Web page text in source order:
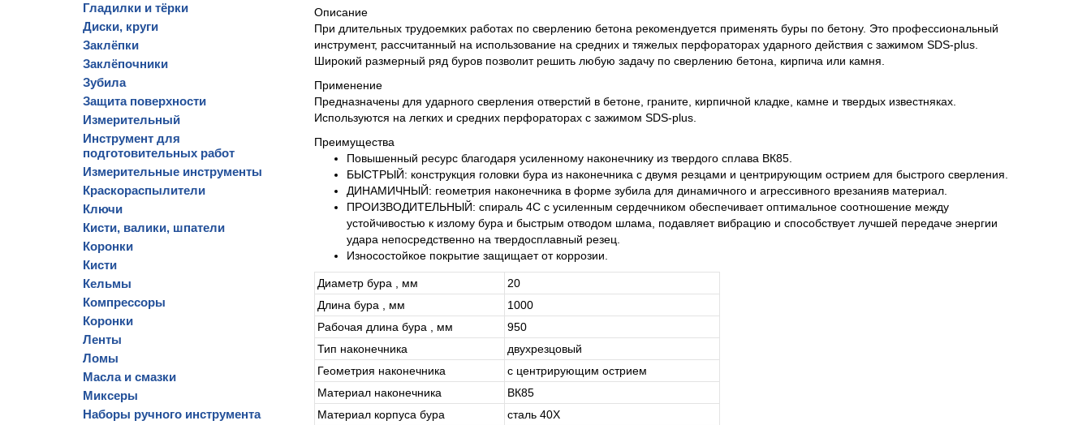
Гладилки и тёрки
Диски, круги
Заклёпки
Заклёпочники
Зубила
Защита поверхности
Измерительный
Инструмент для
подготовительных работ
Измерительные инструменты
Краскораспылители
Ключи
Кисти, валики, шпатели
Коронки
Кисти
Кельмы
Компрессоры
Коронки
Ленты
Ломы
Масла и смазки
Миксеры
Наборы ручного инструмента
Описание
При длительных трудоемких работах по сверлению бетона рекомендуется применять буры по бетону. Это профессиональный
инструмент, рассчитанный на использование на средних и тяжелых перфораторах ударного действия с зажимом SDS-plus.
Широкий размерный ряд буров позволит решить любую задачу по сверлению бетона, кирпича или камня.
Применение
Предназначены для ударного сверления отверстий в бетоне, граните, кирпичной кладке, камне и твердых известняках.
Используются на легких и средних перфораторах с зажимом SDS-plus.
Преимущества
Повышенный ресурс благодаря усиленному наконечнику из твердого сплава ВК85.
БЫСТРЫЙ: конструкция головки бура из наконечника с двумя резцами и центрирующим острием для быстрого сверления.
ДИНАМИЧНЫЙ: геометрия наконечника в форме зубила для динамичного и агрессивного врезанияв материал.
ПРОИЗВОДИТЕЛЬНЫЙ: спираль 4С с усиленным сердечником обеспечивает оптимальное соотношение между
устойчивостью к излому бура и быстрым отводом шлама, подавляет вибрацию и способствует лучшей передаче энергии
удара непосредственно на твердосплавный резец.
Износостойкое покрытие защищает от коррозии.
Диаметр бура , мм
20
Длина бура , мм
1000
Рабочая длина бура , мм
950
Тип наконечника
двухрезцовый
Геометрия наконечника
с центрирующим острием
Материал наконечника
ВК85
Материал корпуса бура
сталь 40Х